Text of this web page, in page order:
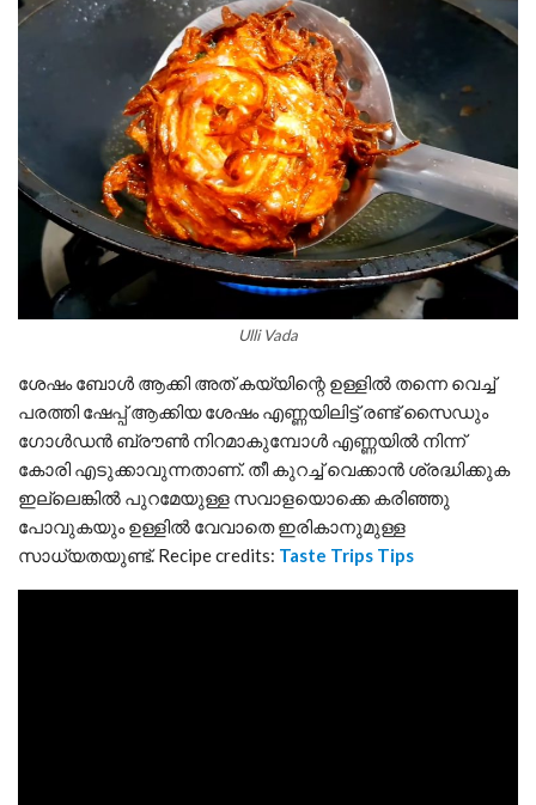
Ulli Vada
ശേഷം ബോൾ ആക്കി അത് കയ്യിന്റെ ഉള്ളിൽ തന്നെ വെച്ച്
പരത്തി ഷേപ്പ് ആക്കിയ ശേഷം എണ്ണയിലിട്ട് രണ്ട് സൈഡും
ഗോൾഡൻ ബ്രൗൺ നിറമാകുമ്പോൾ എണ്ണയിൽ നിന്ന്
കോരി എടുക്കാവുന്നതാണ്. തീ കുറച്ച് വെക്കാൻ ശ്രദ്ധിക്കുക
ഇല്ലെങ്കിൽ പുറമേയുള്ള സവാളയൊക്കെ കരിഞ്ഞു
പോവുകയും ഉള്ളിൽ വേവാതെ ഇരികാനുമുള്ള
സാധ്യതയുണ്ട്. Recipe credits: Taste Trips Tips